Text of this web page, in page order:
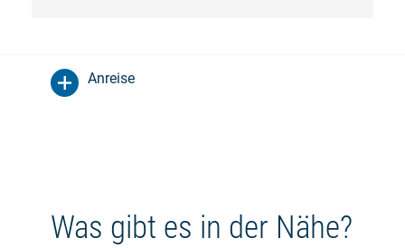
Anreise
Was gibt es in der Nähe?